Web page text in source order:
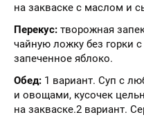
на закваске с маслом и
Перекус: творожная
чайную ложку без горки
запеченное яблоко.
Обед: 1 вариант. Суп с
и овощами, кусочек
на закваске.2 вариант.